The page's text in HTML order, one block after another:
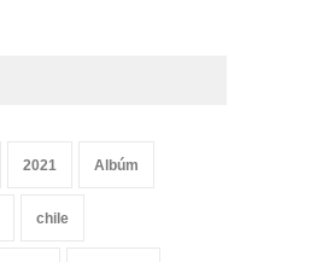
2021 Albúm
chile